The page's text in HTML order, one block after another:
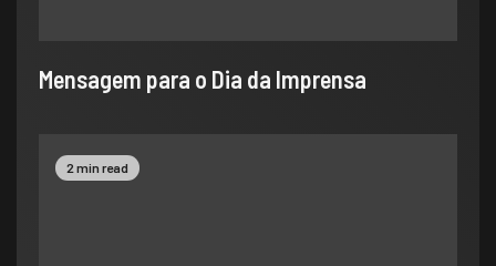
​Mensagem para o Dia da Imprensa
2 min read